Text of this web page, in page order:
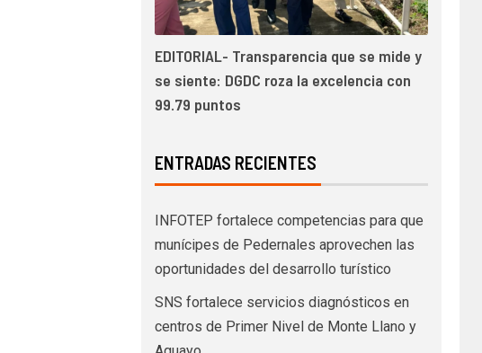
EDITORIAL- Transparencia que se mide y
se siente: DGDC roza la excelencia con
99.79 puntos
ENTRADAS RECIENTES
INFOTEP fortalece competencias para que
munícipes de Pedernales aprovechen las
oportunidades del desarrollo turístico
SNS fortalece servicios diagnósticos en
centros de Primer Nivel de Monte Llano y